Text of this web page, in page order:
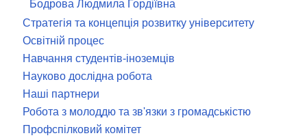
Бодрова Людмила Гордіївна
Стратегія та концепція розвитку університету
Освітній процес
Навчання студентів-іноземців
Науково дослідна робота
Наші партнери
Робота з молоддю та зв'язки з громадськістю
Профспілковий комітет